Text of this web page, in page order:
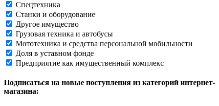
Спецтехника
Станки и оборудование
Другое имущество
Грузовая техника и автобусы
Мототехника и средства персональной мобильности
Доля в уставном фонде
Предприятие как имущественный комплекс
Подписаться на новые поступления из категорий интернет-
магазина: